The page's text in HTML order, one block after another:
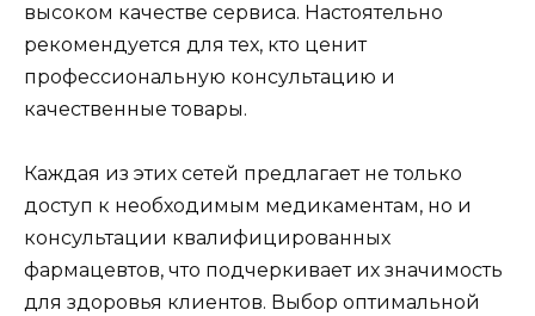
высоком качестве сервиса. Настоятельно
рекомендуется для тех, кто ценит
профессиональную консультацию и
качественные товары.
Каждая из этих сетей предлагает не только
доступ к необходимым медикаментам, но и
консультации квалифицированных
фармацевтов, что подчеркивает их значимость
для здоровья клиентов. Выбор оптимальной